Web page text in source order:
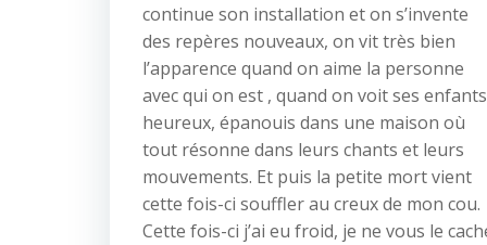
continue son installation et on s’invente
des repères nouveaux, on vit très bien
l’apparence quand on aime la personne
avec qui on est , quand on voit ses enfants
heureux, épanouis dans une maison où
tout résonne dans leurs chants et leurs
mouvements. Et puis la petite mort vient
cette fois-ci souffler au creux de mon cou.
Cette fois-ci j’ai eu froid, je ne vous le